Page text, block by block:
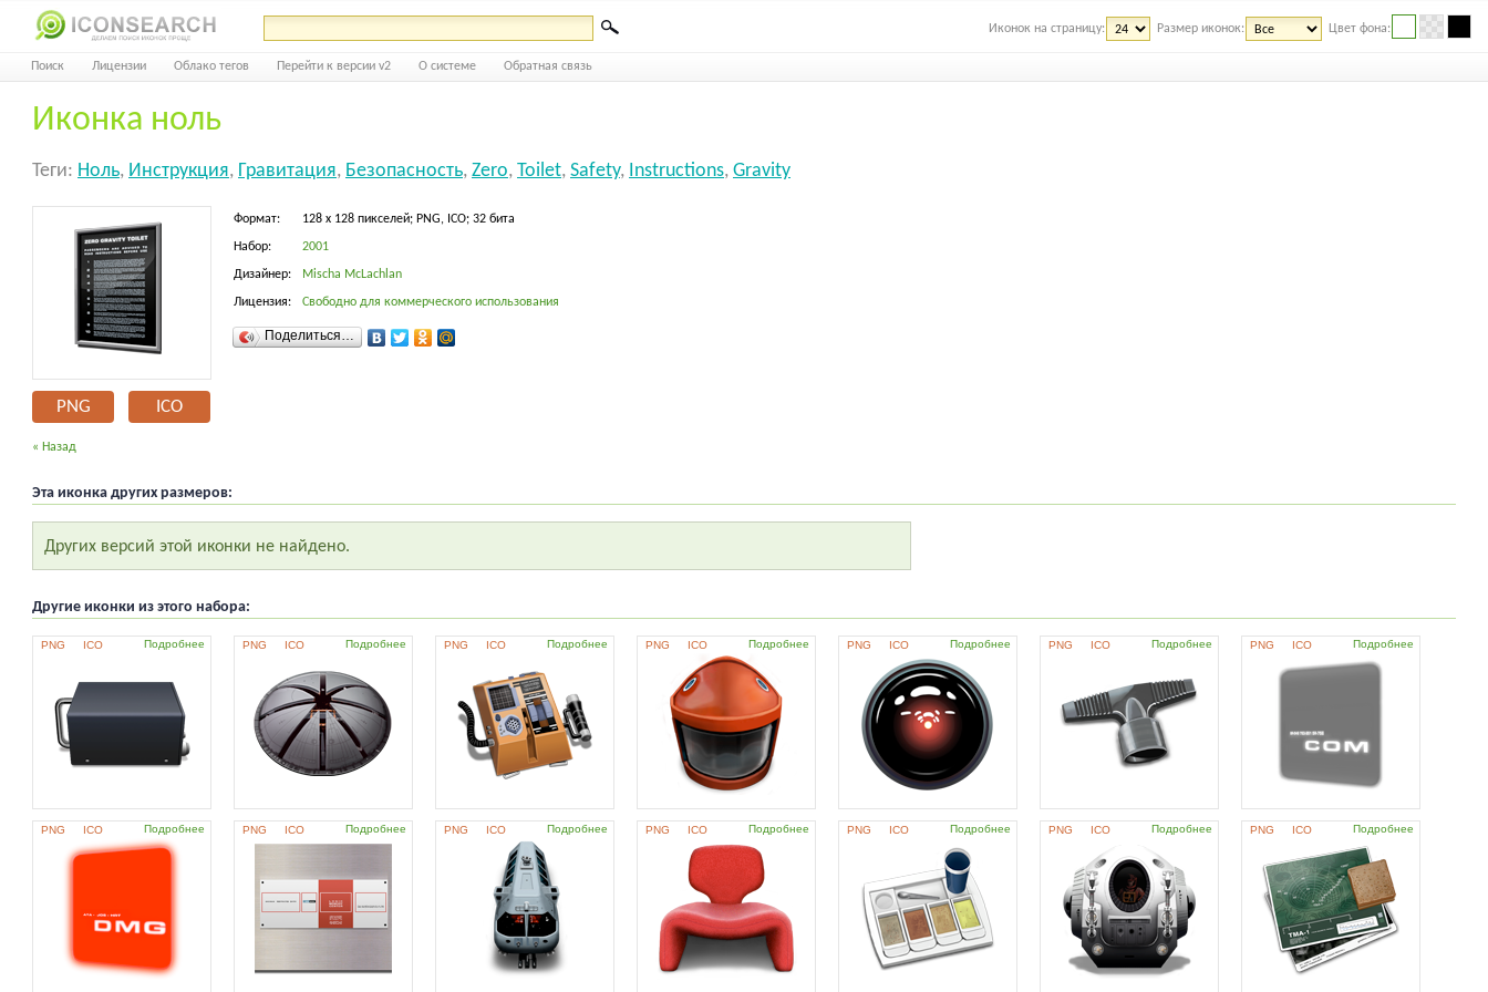
Иконок на страницу: Размер иконок: Цвет фона:
Поиск Лицензии Облако тегов Перейти к версии v2 О системе Обратная связь
Иконка ноль
Теги: Ноль, Инструкция, Гравитация, Безопасность, Zero, Toilet, Safety, Instructions, Gravity
PNG ICO
Формат: 128 x 128 пикселей; PNG, ICO; 32 бита
Набор: 2001
Дизайнер: Mischa McLachlan
Лицензия: Свободно для коммерческого использования
Поделиться…
« Назад
Эта иконка других размеров:
Других версий этой иконки не найдено.
Другие иконки из этого набора:
PNG ICO Подробнее PNG ICO Подробнее PNG ICO Подробнее PNG ICO Подробнее PNG ICO Подробнее PNG ICO Подробнее PNG ICO Подробнее
PNG ICO Подробнее PNG ICO Подробнее PNG ICO Подробнее PNG ICO Подробнее PNG ICO Подробнее PNG ICO Подробнее PNG ICO Подробнее